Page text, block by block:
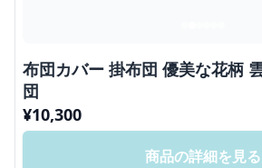
布団カバー 掛布団 優美な花柄
団
¥10,300
商品の詳細を見る